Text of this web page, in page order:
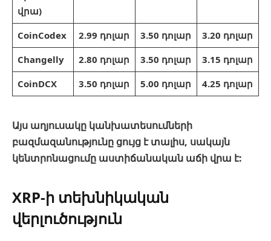
վրա)
CoinCodex 2.99 դոլար 3.50 դոլար
3.20 դոլար
Changelly
2.80 դոլար 3.50 դոլար
3.15 դոլար
CoinDCX
3.50 դոլար 5.00 դոլար 4.25 դոլար
Այս աղյուսակը կանխատեսումների
բազմազանությունը ցույց է տալիս, սակայն
կենտրոնացումը աստիճանական աճի վրա է:
XRP-ի տեխնիկական
վերլուծություն